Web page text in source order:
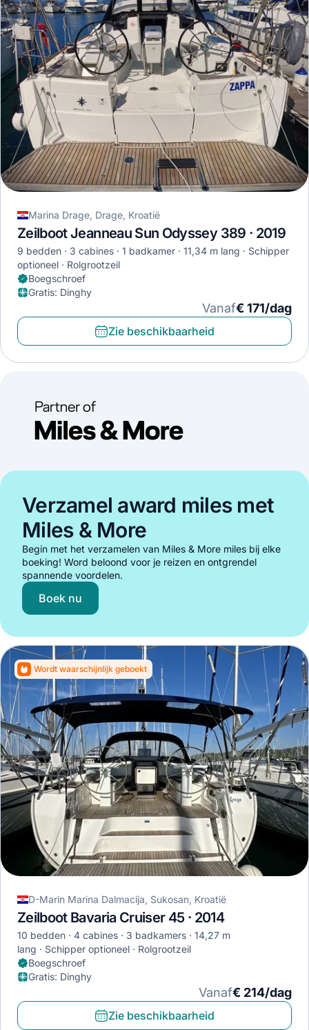
Marina Drage, Drage, Kroatië
Zeilboot Jeanneau Sun Odyssey 389 · 2019
9 bedden 3 cabines 1 badkamer 11,34 m lang
Schipper
optioneel
Rolgrootzeil
Boegschroef
Gratis: Dinghy
Vanaf€ 171/dag
Zie beschikbaarheid
Verzamel award miles met
Miles & More
Begin met het verzamelen van Miles & More miles bij elke
boeking! Word beloond voor je reizen en ontgrendel
spannende voordelen.
Boek nu
Wordt waarschijnlijk geboekt
D-Marin Marina Dalmacija, Sukosan, Kroatië
Zeilboot Bavaria Cruiser 45 · 2014
10 bedden 4 cabines 3 badkamers
14,27 m
lang
Schipper optioneel
Rolgrootzeil
Boegschroef
Gratis: Dinghy
Vanaf€ 214/dag
Zie beschikbaarheid